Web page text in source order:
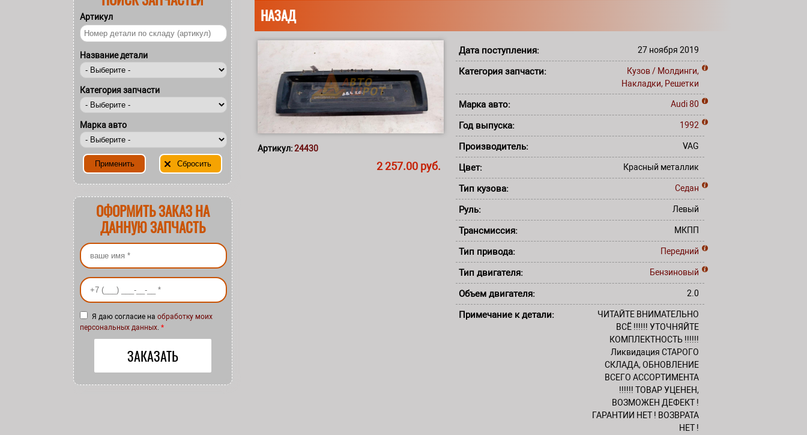
НАЗАД
Артикул:24430
2 257.00 руб.
Дата поступления: 27 ноября 2019
Категория запчасти:
Кузов / Молдинги,
Накладки, Решетки
Марка авто: Audi80
Год выпуска: 1992
Производитель: VAG
Цвет: Красный металлик
Тип кузова: Седан
Руль: Левый
Трансмиссия: МКПП
Тип привода: Передний
Тип двигателя: Бензиновый
Объем двигателя: 2.0
Примечание к детали:
ЧИТАЙТЕ ВНИМАТЕЛЬНО
ВСЁ !!!!!! УТОЧНЯЙТЕ
КОМПЛЕКТНОСТЬ !!!!!!
Ликвидация СТАРОГО
СКЛАДА, ОБНОВЛЕНИЕ
ВСЕГО АССОРТИМЕНТА
!!!!!! ТОВАР УЦЕНЕН,
ВОЗМОЖЕН ДЕФЕКТ !
ГАРАНТИИ НЕТ ! ВОЗВРАТА
НЕТ !
Артикул
Название детали
Категория запчасти
Марка авто
ОФОРМИТЬ ЗАКАЗ НА
ДАННУЮ ЗАПЧАСТЬ
Ваше имя
Ваш номер телефона
Я даю согласие на обработку моих
персональных данных. *